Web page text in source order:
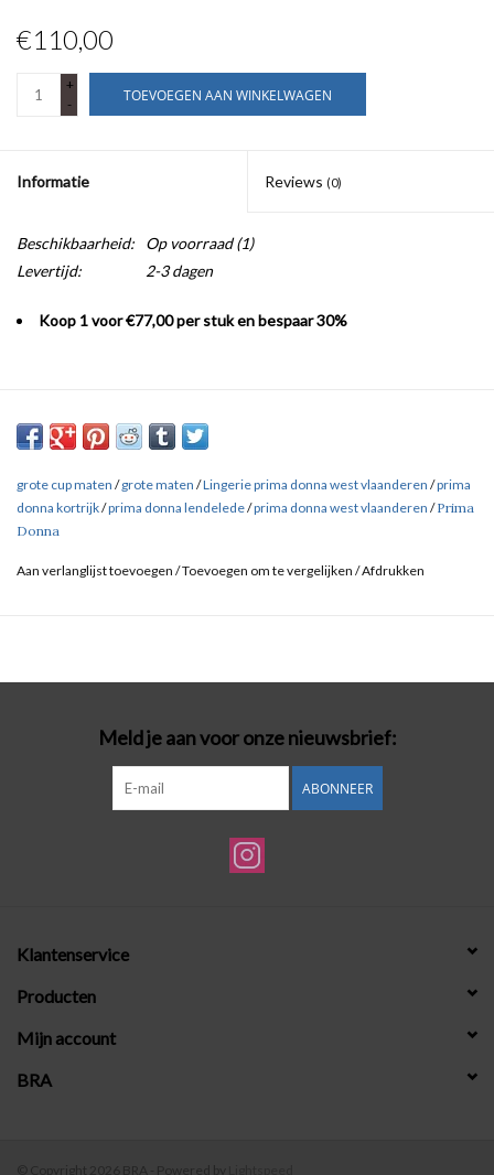
€110,00
+
-
TOEVOEGEN AAN WINKELWAGEN
Informatie Reviews (0)
Beschikbaarheid: Op voorraad(1)
Levertijd:
2-3 dagen
Koop 1 voor €77,00 per stuk en bespaar 30%
grote cup maten /grote maten /Lingerie prima donna west vlaanderen /prima
donna kortrijk/prima donna lendelede/prima donna west vlaanderen /Prima
Donna
Aan verlanglijst toevoegen /Toevoegen om te vergelijken /Afdrukken
Meld je aan voor onze nieuwsbrief:
ABONNEER
Klantenservice
Producten
Mijn account
BRA
© Copyright 2026 BRA - Powered by